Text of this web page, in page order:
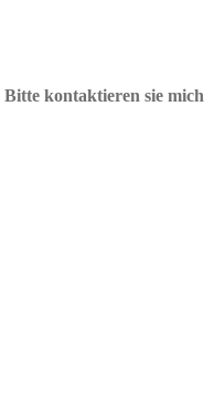
Bitte kontaktieren sie mich